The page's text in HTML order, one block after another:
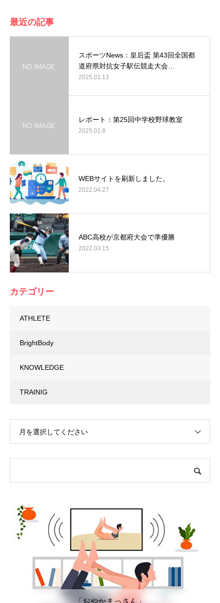
最近の記事
スポーツNews：皇后盃 第43回全国都
道府県対抗女子駅伝競走大会…
2025.01.13
レポート：第25回中学校野球教室
2025.01.6
WEBサイトを刷新しました。
2022.04.27
ABC高校が京都府大会で準優勝
2022.03.15
カテゴリー
ATHLETE
BrightBody
KNOWLEDGE
TRAINIG
月を選択してください
「おやかまっさん」